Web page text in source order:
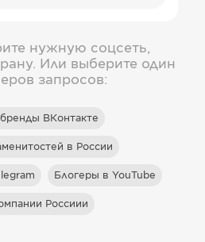
нужную соцсеть,
Или выберите один
запросов:
ВКонтакте
в России
Блогеры в YouTube
Россиии